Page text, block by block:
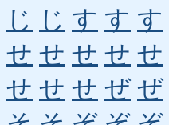
じ じ す す す
せ せ せ せ せ
せ せ せ ぜ ぜ